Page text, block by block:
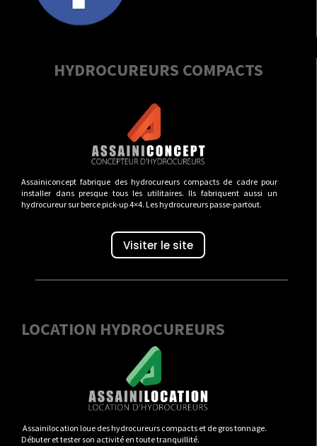
HYDROCUREURS COMPACTS
Assainiconcept fabrique des hydrocureurs compacts de cadre pour
installer dans presque tous les utilitaires. Ils fabriquent aussi un
hydrocureur sur berce pick-up 4×4. Les hydrocureurs passe-partout.
Visiter le site
LOCATION HYDROCUREURS
Assainilocation loue des hydrocureurs compacts et de gros tonnage.
Débuter et tester son activité en toute tranquillité.